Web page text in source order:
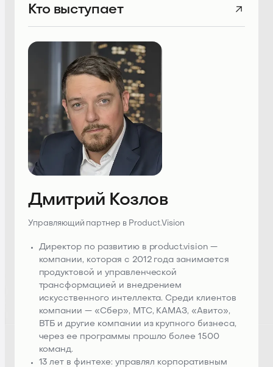
Кто выступает
Дмитрий Козлов
Управляющий партнер в Product.Vision
Директор по развитию в product.vision —
компании, которая с 2012 года занимается
продуктовой и управленческой
трансформацией и внедрением
искусственного интеллекта. Среди клиентов
компании — «Сбер», МТС, КАМАЗ, «Авито»,
ВТБ и другие компании из крупного бизнеса,
через ее программы прошло более 1500
команд.
13 лет в финтехе: управлял корпоративным